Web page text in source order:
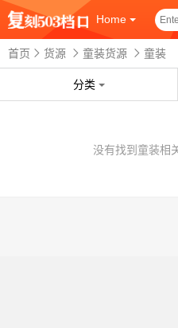
Home
首页 货源 童装货源 童装
分类
没有找到童装相